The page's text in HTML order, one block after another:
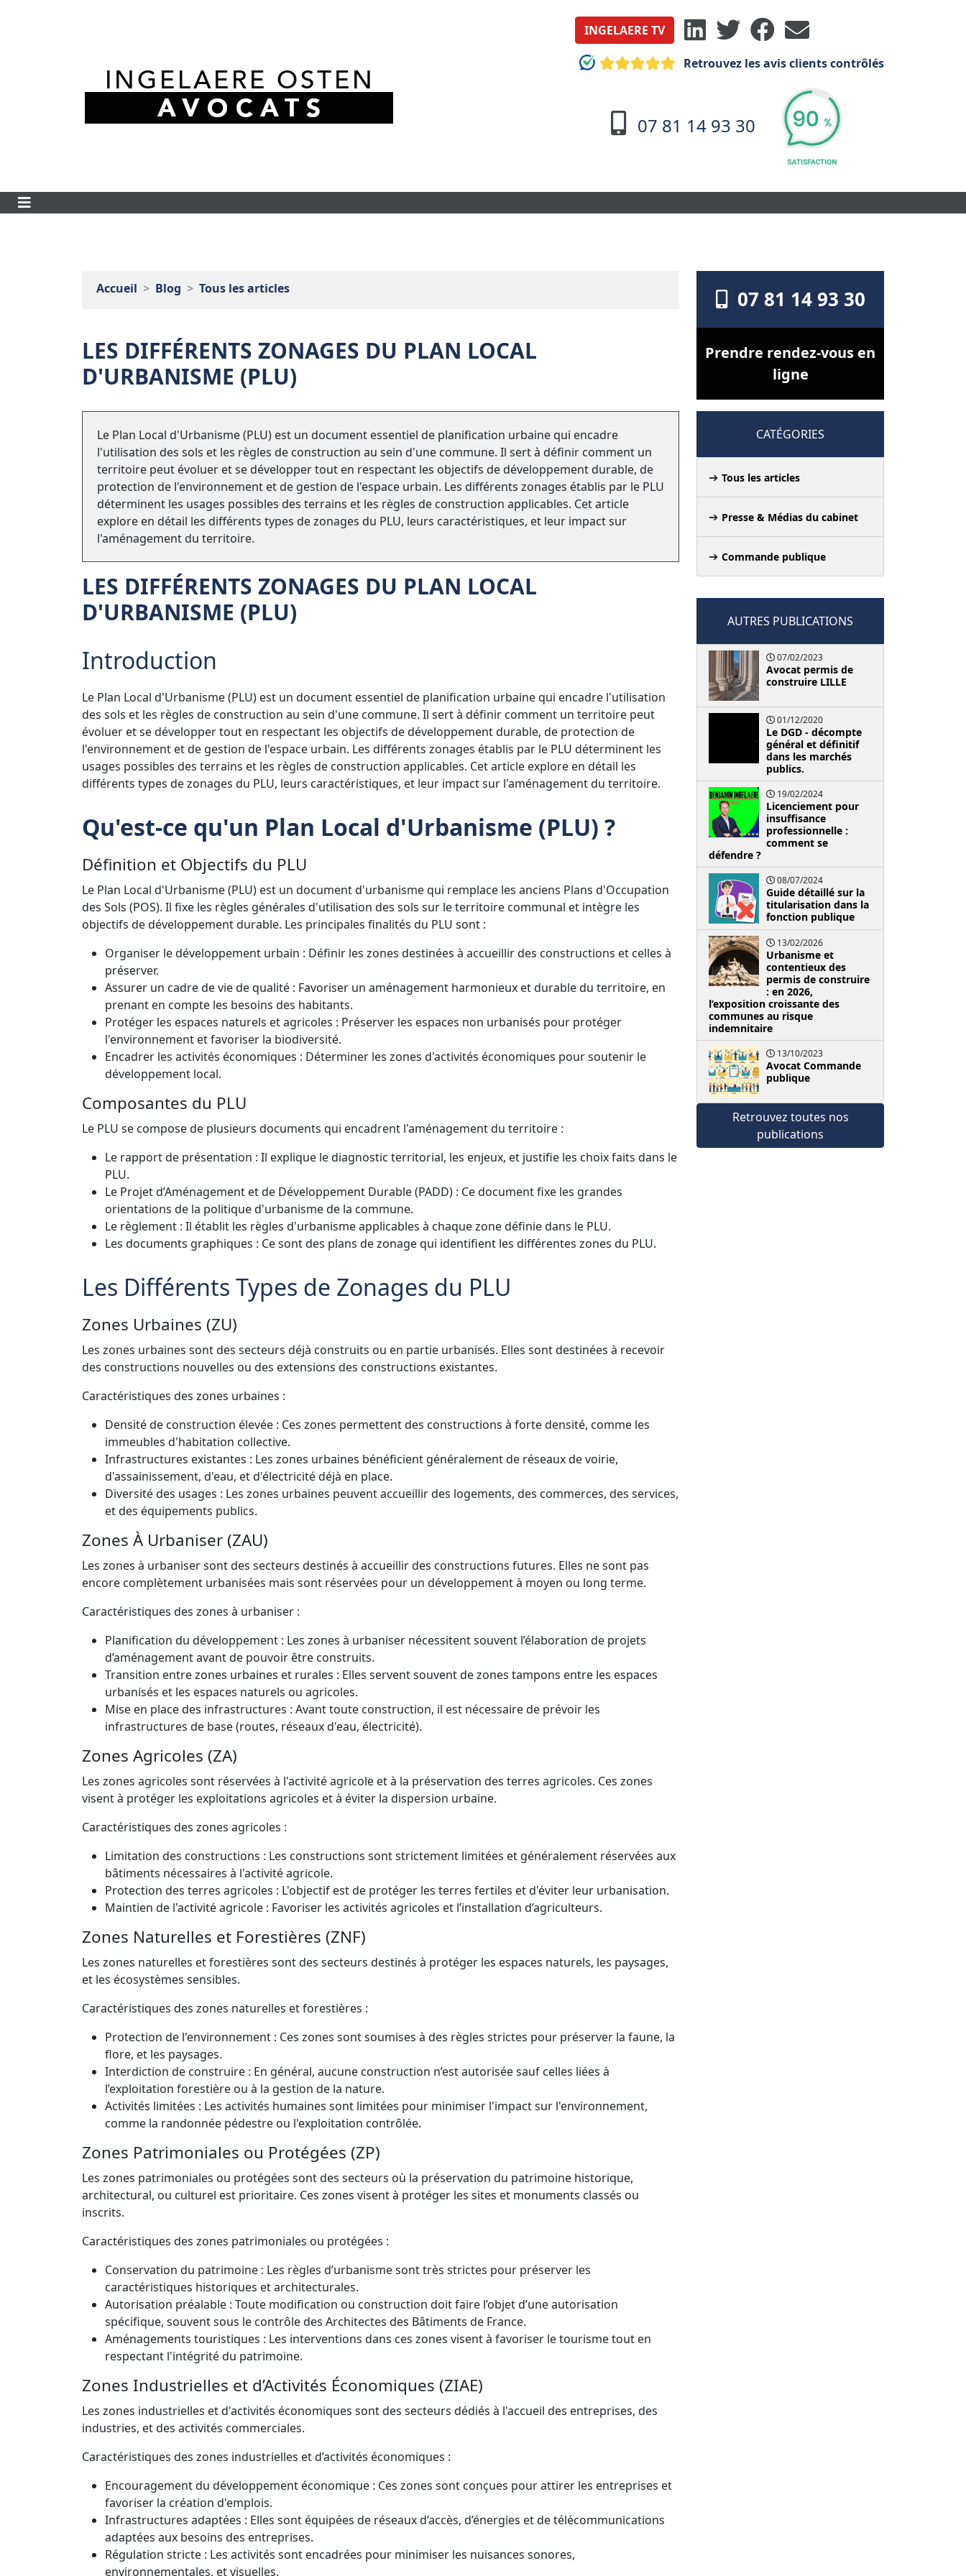
INGELAERE TV
Retrouvez les avis clients contrôlés
07 81 14 93 30
Accueil Blog Tous les articles
LES DIFFÉRENTS ZONAGES DU PLAN LOCAL
D'URBANISME (PLU)
Le Plan Local d'Urbanisme (PLU) est un document essentiel de planification urbaine qui encadre
l'utilisation des sols et les règles de construction au sein d'une commune. Il sert à définir comment un
territoire peut évoluer et se développer tout en respectant les objectifs de développement durable, de
protection de l'environnement et de gestion de l'espace urbain. Les différents zonages établis par le PLU
déterminent les usages possibles des terrains et les règles de construction applicables. Cet article
explore en détail les différents types de zonages du PLU, leurs caractéristiques, et leur impact sur
l'aménagement du territoire.
LES DIFFÉRENTS ZONAGES DU PLAN LOCAL
D'URBANISME (PLU)
Introduction
Le Plan Local d'Urbanisme (PLU) est un document essentiel de planification urbaine qui encadre l'utilisation
des sols et les règles de construction au sein d'une commune. Il sert à définir comment un territoire peut
évoluer et se développer tout en respectant les objectifs de développement durable, de protection de
l'environnement et de gestion de l'espace urbain. Les différents zonages établis par le PLU déterminent les
usages possibles des terrains et les règles de construction applicables. Cet article explore en détail les
différents types de zonages du PLU, leurs caractéristiques, et leur impact sur l'aménagement du territoire.
Qu'est-ce qu'un Plan Local d'Urbanisme (PLU) ?
Définition et Objectifs du PLU
Le Plan Local d'Urbanisme (PLU) est un document d'urbanisme qui remplace les anciens Plans d'Occupation
des Sols (POS). Il fixe les règles générales d'utilisation des sols sur le territoire communal et intègre les
objectifs de développement durable. Les principales finalités du PLU sont :
Organiser le développement urbain : Définir les zones destinées à accueillir des constructions et celles à
préserver.
Assurer un cadre de vie de qualité : Favoriser un aménagement harmonieux et durable du territoire, en
prenant en compte les besoins des habitants.
Protéger les espaces naturels et agricoles : Préserver les espaces non urbanisés pour protéger
l'environnement et favoriser la biodiversité.
Encadrer les activités économiques : Déterminer les zones d'activités économiques pour soutenir le
développement local.
Composantes du PLU
Le PLU se compose de plusieurs documents qui encadrent l'aménagement du territoire :
Le rapport de présentation : Il explique le diagnostic territorial, les enjeux, et justifie les choix faits dans le
PLU.
Le Projet d’Aménagement et de Développement Durable (PADD) : Ce document fixe les grandes
orientations de la politique d'urbanisme de la commune.
Le règlement : Il établit les règles d'urbanisme applicables à chaque zone définie dans le PLU.
Les documents graphiques : Ce sont des plans de zonage qui identifient les différentes zones du PLU.
Les Différents Types de Zonages du PLU
Zones Urbaines (ZU)
Les zones urbaines sont des secteurs déjà construits ou en partie urbanisés. Elles sont destinées à recevoir
des constructions nouvelles ou des extensions des constructions existantes.
Caractéristiques des zones urbaines :
Densité de construction élevée : Ces zones permettent des constructions à forte densité, comme les
immeubles d'habitation collective.
Infrastructures existantes : Les zones urbaines bénéficient généralement de réseaux de voirie,
d'assainissement, d'eau, et d'électricité déjà en place.
Diversité des usages : Les zones urbaines peuvent accueillir des logements, des commerces, des services,
et des équipements publics.
Zones À Urbaniser (ZAU)
Les zones à urbaniser sont des secteurs destinés à accueillir des constructions futures. Elles ne sont pas
encore complètement urbanisées mais sont réservées pour un développement à moyen ou long terme.
Caractéristiques des zones à urbaniser :
Planification du développement : Les zones à urbaniser nécessitent souvent l’élaboration de projets
d’aménagement avant de pouvoir être construits.
Transition entre zones urbaines et rurales : Elles servent souvent de zones tampons entre les espaces
urbanisés et les espaces naturels ou agricoles.
Mise en place des infrastructures : Avant toute construction, il est nécessaire de prévoir les
infrastructures de base (routes, réseaux d'eau, électricité).
Zones Agricoles (ZA)
Les zones agricoles sont réservées à l'activité agricole et à la préservation des terres agricoles. Ces zones
visent à protéger les exploitations agricoles et à éviter la dispersion urbaine.
Caractéristiques des zones agricoles :
Limitation des constructions : Les constructions sont strictement limitées et généralement réservées aux
bâtiments nécessaires à l'activité agricole.
Protection des terres agricoles : L'objectif est de protéger les terres fertiles et d'éviter leur urbanisation.
Maintien de l'activité agricole : Favoriser les activités agricoles et l’installation d’agriculteurs.
Zones Naturelles et Forestières (ZNF)
Les zones naturelles et forestières sont des secteurs destinés à protéger les espaces naturels, les paysages,
et les écosystèmes sensibles.
Caractéristiques des zones naturelles et forestières :
Protection de l'environnement : Ces zones sont soumises à des règles strictes pour préserver la faune, la
flore, et les paysages.
Interdiction de construire : En général, aucune construction n’est autorisée sauf celles liées à
l’exploitation forestière ou à la gestion de la nature.
Activités limitées : Les activités humaines sont limitées pour minimiser l'impact sur l'environnement,
comme la randonnée pédestre ou l'exploitation contrôlée.
Zones Patrimoniales ou Protégées (ZP)
Les zones patrimoniales ou protégées sont des secteurs où la préservation du patrimoine historique,
architectural, ou culturel est prioritaire. Ces zones visent à protéger les sites et monuments classés ou
inscrits.
Caractéristiques des zones patrimoniales ou protégées :
Conservation du patrimoine : Les règles d’urbanisme sont très strictes pour préserver les
caractéristiques historiques et architecturales.
Autorisation préalable : Toute modification ou construction doit faire l’objet d’une autorisation
spécifique, souvent sous le contrôle des Architectes des Bâtiments de France.
Aménagements touristiques : Les interventions dans ces zones visent à favoriser le tourisme tout en
respectant l'intégrité du patrimoine.
Zones Industrielles et d’Activités Économiques (ZIAE)
Les zones industrielles et d'activités économiques sont des secteurs dédiés à l'accueil des entreprises, des
industries, et des activités commerciales.
Caractéristiques des zones industrielles et d’activités économiques :
Encouragement du développement économique : Ces zones sont conçues pour attirer les entreprises et
favoriser la création d'emplois.
Infrastructures adaptées : Elles sont équipées de réseaux d’accès, d’énergies et de télécommunications
adaptées aux besoins des entreprises.
Régulation stricte : Les activités sont encadrées pour minimiser les nuisances sonores,
environnementales, et visuelles.
07 81 14 93 30
Prendre rendez-vous en
ligne
CATÉGORIES
Tous les articles
Presse & Médias du cabinet
Commande publique
AUTRES PUBLICATIONS
07/02/2023
Avocat permis de
construire LILLE
01/12/2020
Le DGD - décompte
général et définitif
dans les marchés
publics.
19/02/2024
Licenciement pour
insuffisance
professionnelle :
comment se
défendre ?
08/07/2024
Guide détaillé sur la
titularisation dans la
fonction publique
13/02/2026
Urbanisme et
contentieux des
permis de construire
: en 2026,
l’exposition croissante des
communes au risque
indemnitaire
13/10/2023
Avocat Commande
publique
Retrouvez toutes nos
publications